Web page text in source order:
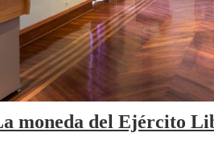
moneda del Ejército